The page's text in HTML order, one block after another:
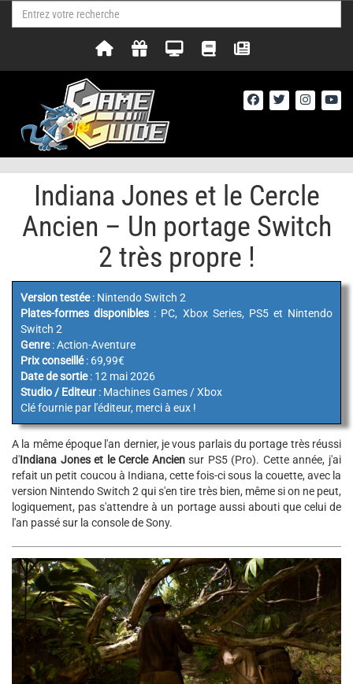
Indiana Jones et le Cercle
Ancien – Un portage Switch
2 très propre !
Version testée: Nintendo Switch 2
Plates-formes disponibles : PC, Xbox Series, PS5 et Nintendo
Switch 2
Genre: Action-Aventure
Prix conseillé: 69,99€
Date de sortie: 12 mai 2026
Studio / Editeur : Machines Games / Xbox
Clé fournie par l'éditeur, merci à eux !
A la même époque l'an dernier, je vous parlais du portage très réussi
d'Indiana Jones et le Cercle Anciensur PS5 (Pro). Cette année, j'ai
refait un petit coucou à Indiana, cette fois-ci sous la couette, avec la
version Nintendo Switch 2 qui s'en tire très bien, même si on ne peut,
logiquement, pas s'attendre à un portage aussi abouti que celui de
l'an passé sur la console de Sony.